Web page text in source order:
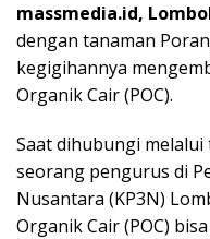
massmedia.id,
dengan tanaman
kegigihannya
Organik Cair (POC).
Saat dihubungi
seorang pengurus di
Nusantara (KP3N)
Organik Cair (POC)